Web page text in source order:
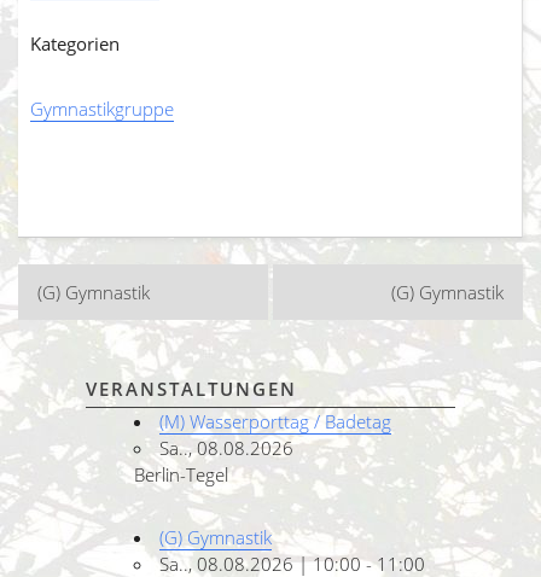
Kategorien
Gymnastikgruppe
Beitragsnavigation
(G) Gymnastik (G) Gymnastik
VERANSTALTUNGEN
(M) Wasserporttag / Badetag
Sa.., 08.08.2026
Berlin-Tegel
(G) Gymnastik
Sa.., 08.08.2026 | 10:00 - 11:00